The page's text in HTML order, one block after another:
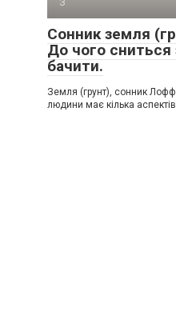
Сонник земля
До чого сниться
бачити.
Земля (грунт), сонник
людини має кілька